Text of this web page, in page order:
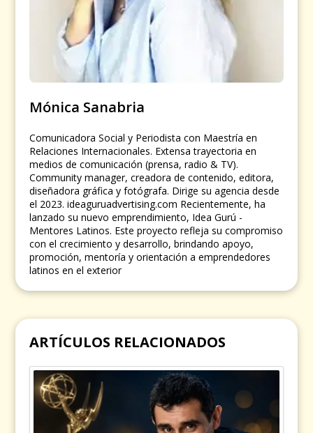
Mónica Sanabria
Comunicadora Social y Periodista con Maestría en
Relaciones Internacionales. Extensa trayectoria en
medios de comunicación (prensa, radio & TV).
Community manager, creadora de contenido, editora,
diseñadora gráfica y fotógrafa. Dirige su agencia desde
el 2023. ideaguruadvertising.com Recientemente, ha
lanzado su nuevo emprendimiento, Idea Gurú -
Mentores Latinos. Este proyecto refleja su compromiso
con el crecimiento y desarrollo, brindando apoyo,
promoción, mentoría y orientación a emprendedores
latinos en el exterior
ARTÍCULOS RELACIONADOS